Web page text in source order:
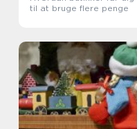
til at bruge flere penge